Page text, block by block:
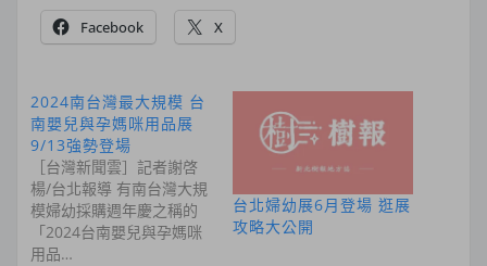
Facebook X
2024南台灣最大規模 台
南嬰兒與孕媽咪用品展
9/13強勢登場
［台灣新聞雲］記者謝啓
楊/台北報導 有南台灣大規
模婦幼採購週年慶之稱的
「2024台南嬰兒與孕媽咪
用品…
台北婦幼展6月登場 逛展
攻略大公開